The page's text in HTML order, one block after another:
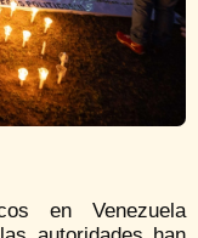
en Venezuela